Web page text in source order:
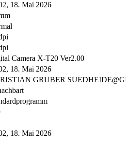
18. Mai 2026
Camera X-T20 Ver2.00
18. Mai 2026
GRUBER
18. Mai 2026